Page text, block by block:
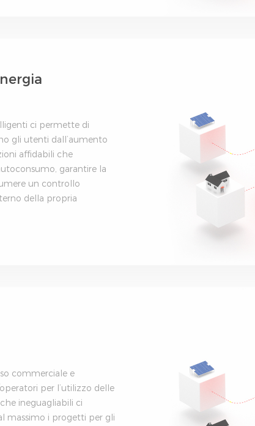
ci permette di
gli utenti dall’aumento
affidabili che
garantire la
un controllo
della propria
commerciale e
per l’utilizzo delle
ineguagliabili ci
massimo i progetti per gli